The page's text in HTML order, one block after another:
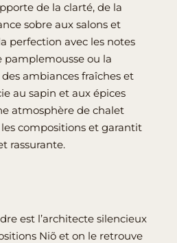
de la clarté, de la
sobre aux salons et
perfection avec les notes
pamplemousse ou la
ambiances fraîches et
au sapin et aux épices
atmosphère de chalet
compositions et garantit
rassurante.
est l’architecte silencieux
Niõ et on le retrouve